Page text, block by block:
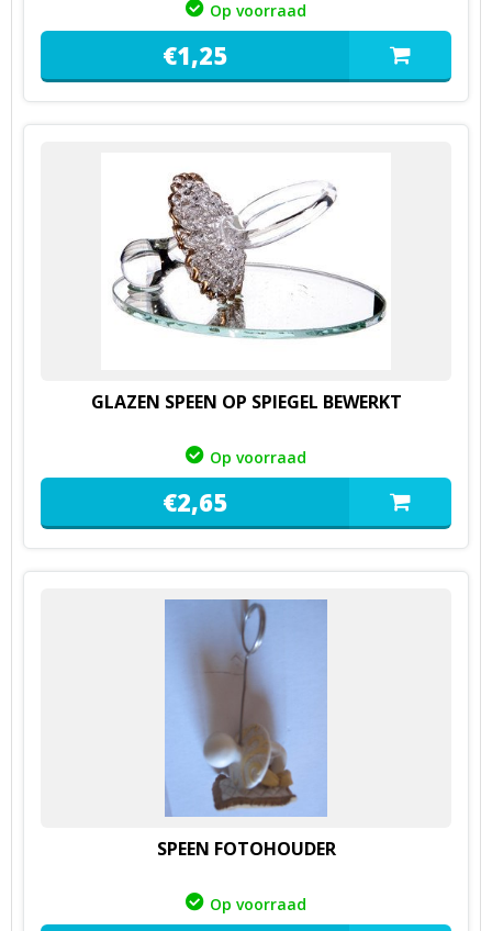
Op voorraad
€1,25
GLAZEN SPEEN OP SPIEGEL BEWERKT
Op voorraad
€2,65
SPEEN FOTOHOUDER
Op voorraad